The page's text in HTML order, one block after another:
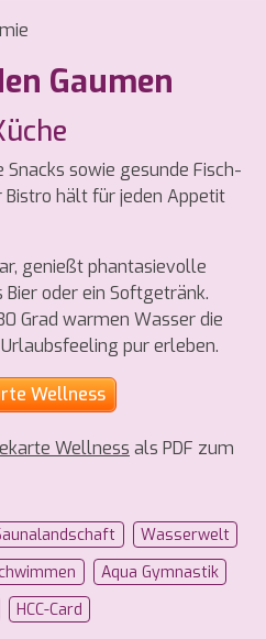
Gaumen
sowie gesunde Fisch-
hält für jeden Appetit
genießt phantasievolle
oder ein Softgetränk.
Grad warmen Wasser die
pur erleben.
Wellness
Wellness als PDF zum
Wasserwelt
Aqua Gymnastik
HCC-Card